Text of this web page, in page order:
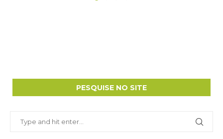
PESQUISE NO SITE